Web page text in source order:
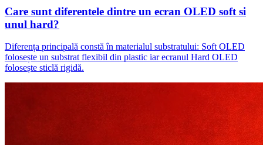
Care sunt diferentele dintre un ecran OLED soft si
unul hard?
Diferența principală constă în materialul substratului: Soft OLED
folosește un substrat flexibil din plastic iar ecranul Hard OLED
folosește sticlă rigidă.